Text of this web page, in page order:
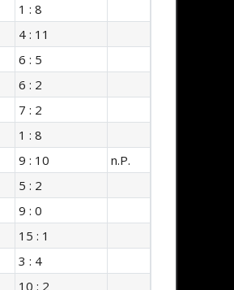
1 : 8
4 : 11
6 : 5
6 : 2
7 : 2
1 : 8
9 : 10
n.P.
5 : 2
9 : 0
15 : 1
3 : 4
10 : 2